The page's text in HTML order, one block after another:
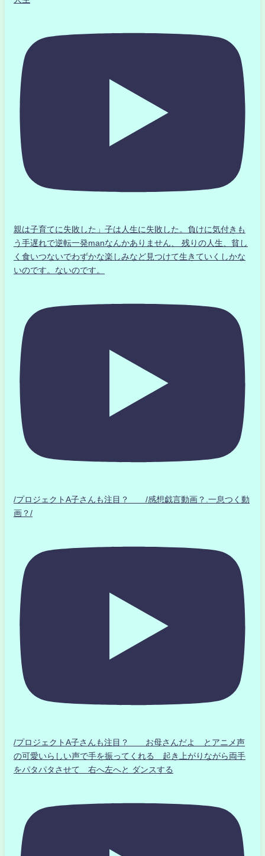
親は子育てに失敗した」子は人生に失敗した。負けに気付きも
う手遅れで逆転一発manなんかありません、 残りの人生、貧し
く食いつないでわずかな楽しみなど見つけて生きていくしかな
いのです。ないのです。
/プロジェクトA子さんも注目？ /感想戯言動画？.一息つく動
画？/
/プロジェクトA子さんも注目？ お母さんだよ とアニメ声
の可愛いらしい声で手を振ってくれる 起き上がりながら両手
をパタパタさせて 右へ左へと ダンスする